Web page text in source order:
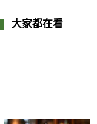
大家都在看